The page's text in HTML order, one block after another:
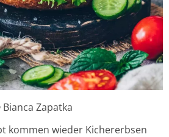
Zapatka
kommen wieder Kichererbsen